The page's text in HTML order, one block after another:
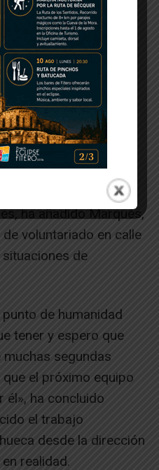
día a día del centro»,
a los
olas de frío, calor o
coordinada con
derivar a aquellas
en la calle sin
ha añadido Marqués,
voluntariado en calle
de
de humanidad
tener y espero que
segundas
el próximo equipo
él», ha concluido
el trabajo
desde la dirección
realidad.